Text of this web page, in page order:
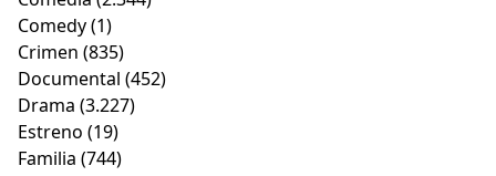
Comedy(1)
Crimen (835)
Documental (452)
Drama (3.227)
Estreno (19)
Familia (744)